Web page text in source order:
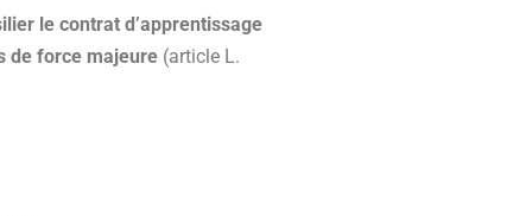
le contrat d’apprentissage
de force majeure (article L.